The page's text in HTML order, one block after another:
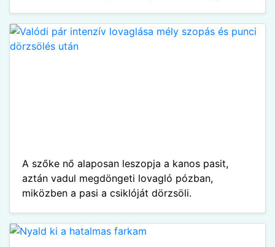
A szőke nő alaposan leszopja a kanos pasit,
aztán vadul megdöngeti lovagló pózban,
miközben a pasi a csiklóját dörzsöli.